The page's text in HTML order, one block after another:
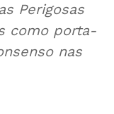
Perigosas
como porta-
nas